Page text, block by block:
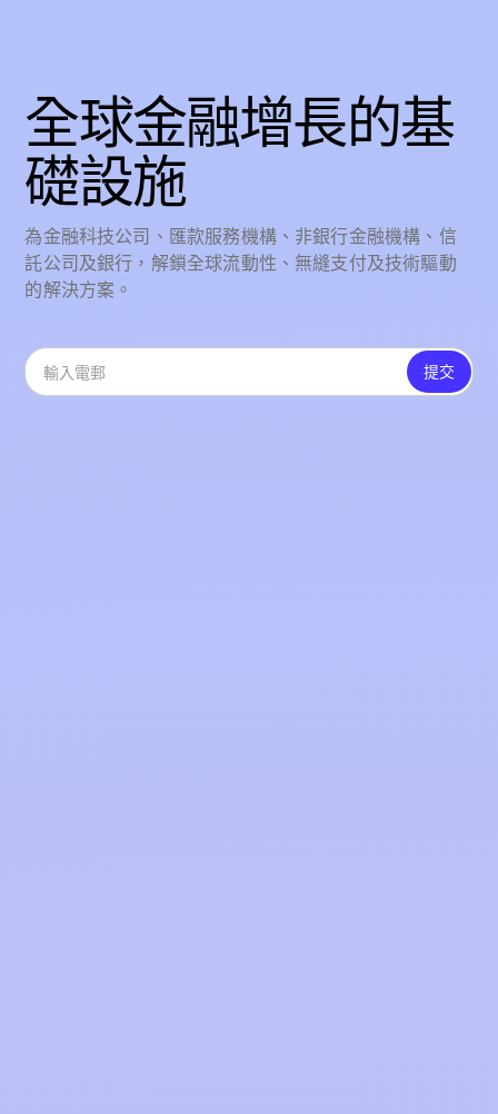
全球金融增長的基
礎設施
為金融科技公司、匯款服務機構、非銀行金融機構、信
託公司及銀行，解鎖全球流動性、無縫支付及技術驅動
的解決方案。